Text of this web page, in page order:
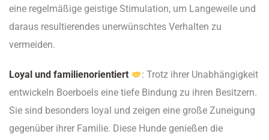
eine regelmäßige geistige Stimulation, um Langeweile und
daraus resultierendes unerwünschtes Verhalten zu
vermeiden.
Loyal und familienorientiert
: Trotz ihrer Unabhängigkeit
entwickeln Boerboels eine tiefe Bindung zu ihren Besitzern.
Sie sind besonders loyal und zeigen eine große Zuneigung
gegenüber ihrer Familie. Diese Hunde genießen die